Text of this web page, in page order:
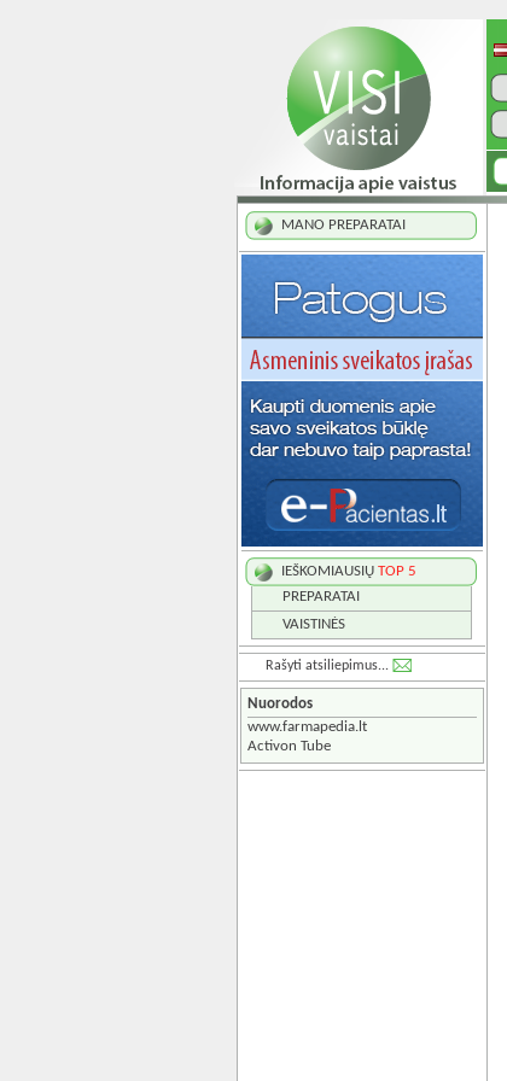
MANO PREPARATAI
IEŠKOMIAUSIŲ TOP 5
PREPARATAI
VAISTINĖS
Rašyti atsiliepimus...
Nuorodos
www.farmapedia.lt
Activon Tube